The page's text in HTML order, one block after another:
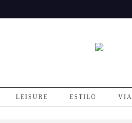
LEISURE ESTILO